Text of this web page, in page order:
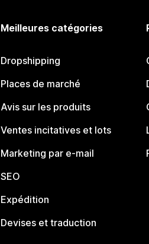
Meilleures catégories
Dropshipping
Places de marché
Avis sur les produits
Ventes incitatives et lots
Marketing par e-mail
SEO
Expédition
Devises et traduction